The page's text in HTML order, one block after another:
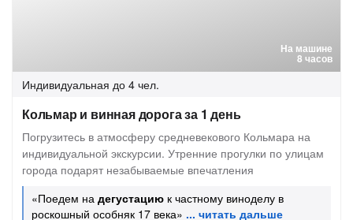
На машине
8 часов
Индивидуальная до 4 чел.
Кольмар и винная дорога за 1 день
Погрузитесь в атмосферу средневекового Кольмара на
индивидуальной экскурсии. Утренние прогулки по улицам
города подарят незабываемые впечатления
«Поедем на дегустацию к частному виноделу в
роскошный особняк 17 века»